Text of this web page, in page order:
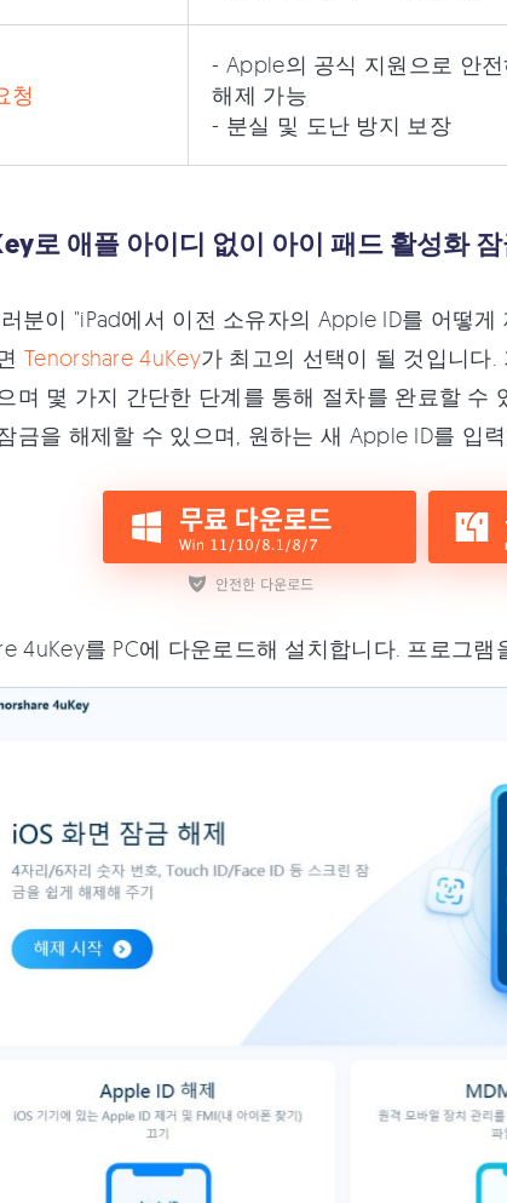
청
- Apple의 공식 지원으로 안전
해제 가능
- 분실 및 도난 방지 보장
로 애플 아이디 없이 아이 패드 활성화
분이 "iPad에서 이전 소유자의 Apple ID를 어떻
Tenorshare 4uKey가 최고의 선택이 될 것입니다
며 몇 가지 간단한 단계를 통해 절차를 완료할 수
금을 해제할 수 있으며, 원하는 새 Apple ID를 입
4uKey를 PC에 다운로드해 설치합니다. 프로그램